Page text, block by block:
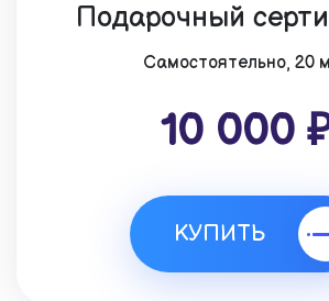
Подарочный
Cамостоятельно, 20
10 000
КУПИТЬ